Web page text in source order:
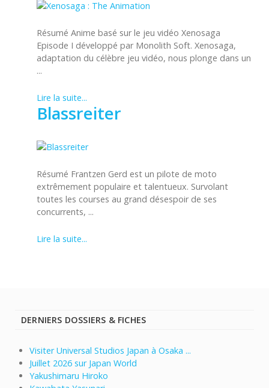
Résumé Anime basé sur le jeu vidéo Xenosaga
Episode I développé par Monolith Soft. Xenosaga,
adaptation du célèbre jeu vidéo, nous plonge dans un
...
Lire la suite...
Blassreiter
Résumé Frantzen Gerd est un pilote de moto
extrêmement populaire et talentueux. Survolant
toutes les courses au grand désespoir de ses
concurrents, ...
Lire la suite...
DERNIERS DOSSIERS & FICHES
Visiter Universal Studios Japan à Osaka ...
Juillet 2026 sur Japan World
Yakushimaru Hiroko